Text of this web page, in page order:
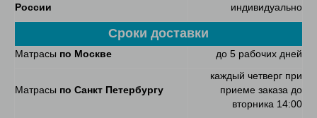
России
индивидуально
Сроки доставки
Матрасы по Москве до 5 рабочих дней
Матрасы по Санкт Петербургу
каждый четверг при
приеме заказа до
вторника 14:00